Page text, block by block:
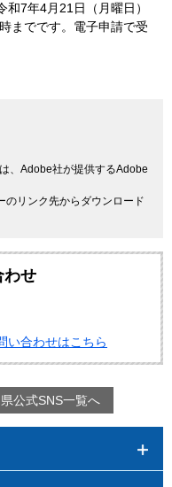
7年4月21日（月曜日）
までです。電子申請で受
、Adobe社が提供するAdobe
リンク先からダウンロード
わせ
い合わせはこちら
県公式SNS一覧へ